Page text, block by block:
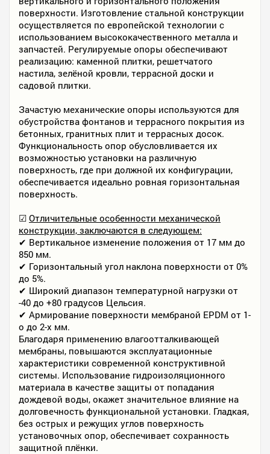
поверхности. Изготовление стальной конструкции
осуществляется по европейской технологии с
использованием высококачественного металла и
запчастей. Регулируемые опоры обеспечивают
реализацию: каменной плитки, решетчатого
настила, зелёной кровли, террасной доски и
садовой плитки.
Зачастую механические опоры используются для
обустройства фонтанов и террасного покрытия из
бетонных, гранитных плит и террасных досок.
Функциональность опор обусловливается их
возможностью установки на различную
поверхность, где при должной их конфигурации,
обеспечивается идеально ровная горизонтальная
поверхность.
☑ Отличительные особенности механической
конструкции, заключаются в следующем:
✔ Вертикальное изменение положения от 17 мм до
850 мм.
✔ Горизонтальный угол наклона поверхности от 0%
до 5%.
✔ Широкий диапазон температурной нагрузки от
-40 до +80 градусов Цельсия.
✔ Армирование поверхности мембраной EPDM от 1-
о до 2-х мм.
Благодаря применению влагоотталкивающей
мембраны, повышаются эксплуатационные
характеристики современной конструктивной
системы. Использование гидроизоляционного
материала в качестве защиты от попадания
дождевой воды, окажет значительное влияние на
долговечность функциональной установки. Гладкая,
без острых и режущих углов поверхность
установочных опор, обеспечивает сохранность
защитной плёнки.